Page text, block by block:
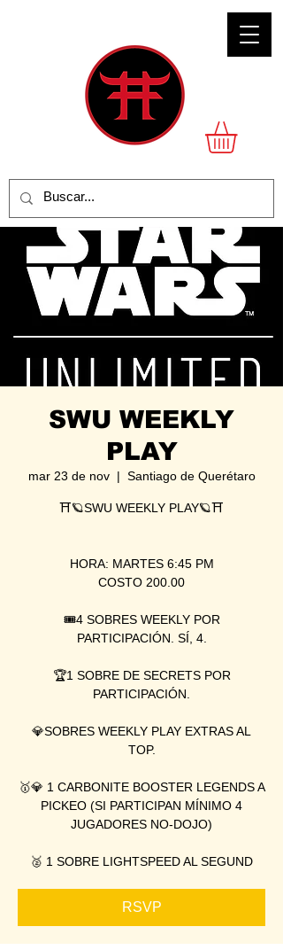
SWU WEEKLY
PLAY
mar 23 de nov
  |
Santiago de Querétaro
⛩🪐SWU WEEKLY PLAY🪐⛩
HORA: MARTES 6:45 PM
COSTO 200.00
🎟4 SOBRES WEEKLY POR
PARTICIPACIÓN. SÍ, 4.
🏆1 SOBRE DE SECRETS POR
PARTICIPACIÓN.
💎SOBRES WEEKLY PLAY EXTRAS AL
TOP.
🥇💎 1 CARBONITE BOOSTER LEGENDS A
PICKEO (SI PARTICIPAN MÍNIMO 4
JUGADORES NO-DOJO)
🥈 1 SOBRE LIGHTSPEED AL SEGUND
RSVP